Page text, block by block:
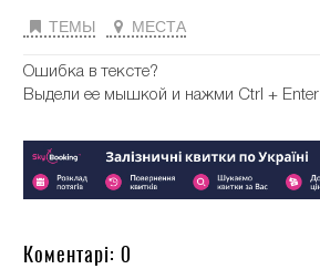
ТЕМЫ МЕСТА
Ошибка в тексте?
Выдели ее мышкой и нажми Ctrl + Enter
Коментарі: 0